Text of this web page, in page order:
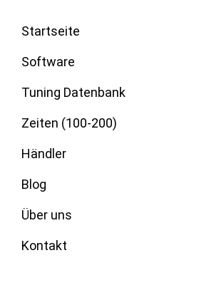
Startseite
Software
Tuning Datenbank
Zeiten (100-200)
Händler
Blog
Über uns
Kontakt